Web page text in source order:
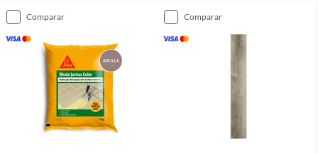
comparar comparar